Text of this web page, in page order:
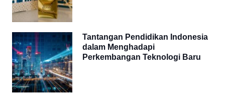
Tantangan Pendidikan Indonesia
dalam Menghadapi
Perkembangan Teknologi Baru